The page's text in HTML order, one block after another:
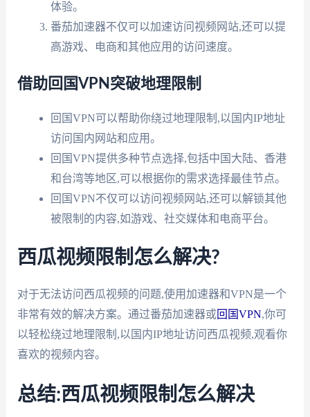
体验。
番茄加速器不仅可以加速访问视频网站,还可以提
高游戏、电商和其他应用的访问速度。
借助回国VPN突破地理限制
回国VPN可以帮助你绕过地理限制,以国内IP地址
访问国内网站和应用。
回国VPN提供多种节点选择,包括中国大陆、香港
和台湾等地区,可以根据你的需求选择最佳节点。
回国VPN不仅可以访问视频网站,还可以解锁其他
被限制的内容,如游戏、社交媒体和电商平台。
西瓜视频限制怎么解决?
对于无法访问西瓜视频的问题,使用加速器和VPN是一个
非常有效的解决方案。通过番茄加速器或回国VPN,你可
以轻松绕过地理限制,以国内IP地址访问西瓜视频,观看你
喜欢的视频内容。
总结:西瓜视频限制怎么解决